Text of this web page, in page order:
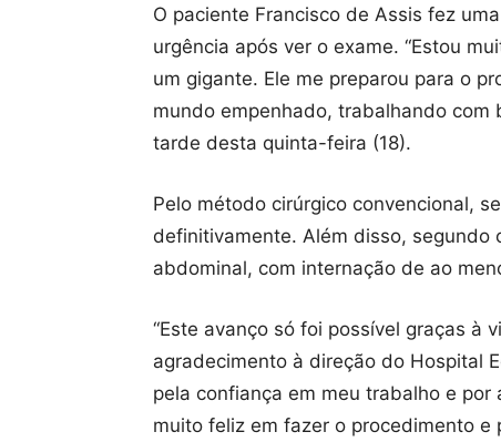
O paciente Francisco de Assis fez
urgência após ver o exame. “Estou
um gigante. Ele me preparou para o
mundo empenhado, trabalhando com
tarde desta quinta-feira (18).
Pelo método cirúrgico convencional,
definitivamente. Além disso, segundo
abdominal, com internação de ao
“Este avanço só foi possível graças à
agradecimento à direção do Hospital
pela confiança em meu trabalho e
muito feliz em fazer o procedimento e